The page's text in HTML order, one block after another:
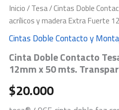
Inicio/Tesa/Cintas Doble
acrílicos y madera Extra Fuerte
Cintas Doble Contacto y
Cinta Doble Contacto
12mm x 50 mts.
$20.000
Cinta
Doble
Contacto
Tesa
para
acrílicos
madera
Extra
Fuerte